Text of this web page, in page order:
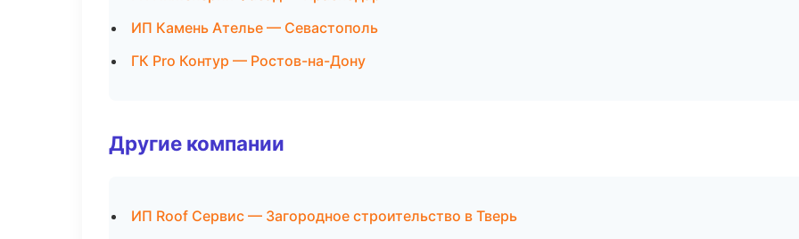
ИП Камень Ателье — Севастополь
ГК Pro Контур — Ростов-на-Дону
Другие компании
ИП Roof Сервис — Загородное строительство в Тверь